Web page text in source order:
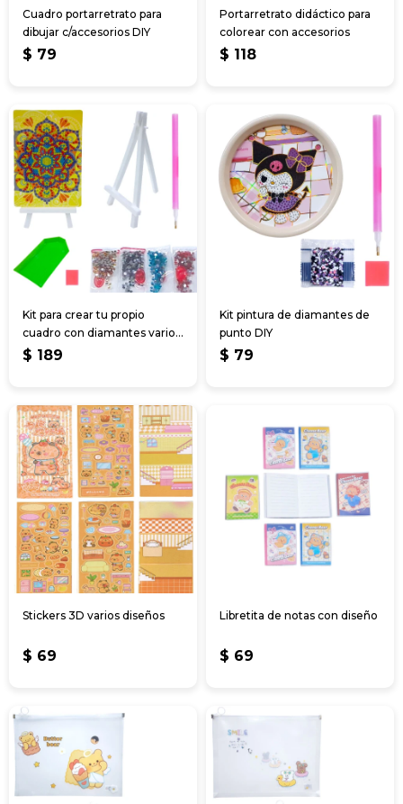
Cuadro portarretrato para
dibujar c/accesorios DIY
$ 79
Portarretrato didáctico para
colorear con accesorios
$ 118
Kit para crear tu propio
cuadro con diamantes varios
diseños
$ 189
Kit pintura de diamantes de
punto DIY
$ 79
Stickers 3D varios diseños
$ 69
Libretita de notas con diseño
$ 69